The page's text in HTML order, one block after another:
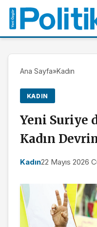
Ana Sayfa»Kadın
KADIN
Yeni Suriye
Kadın
Kadın22 Mayıs 2026